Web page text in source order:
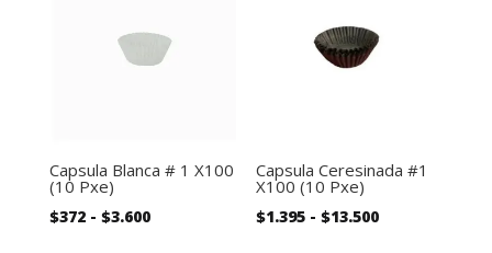
Capsula Blanca # 1 X100
(10 Pxe)
$372 - $3.600Rango
Capsula Ceresinada #1
X100 (10 Pxe)
$1.395 - $13.500Rango